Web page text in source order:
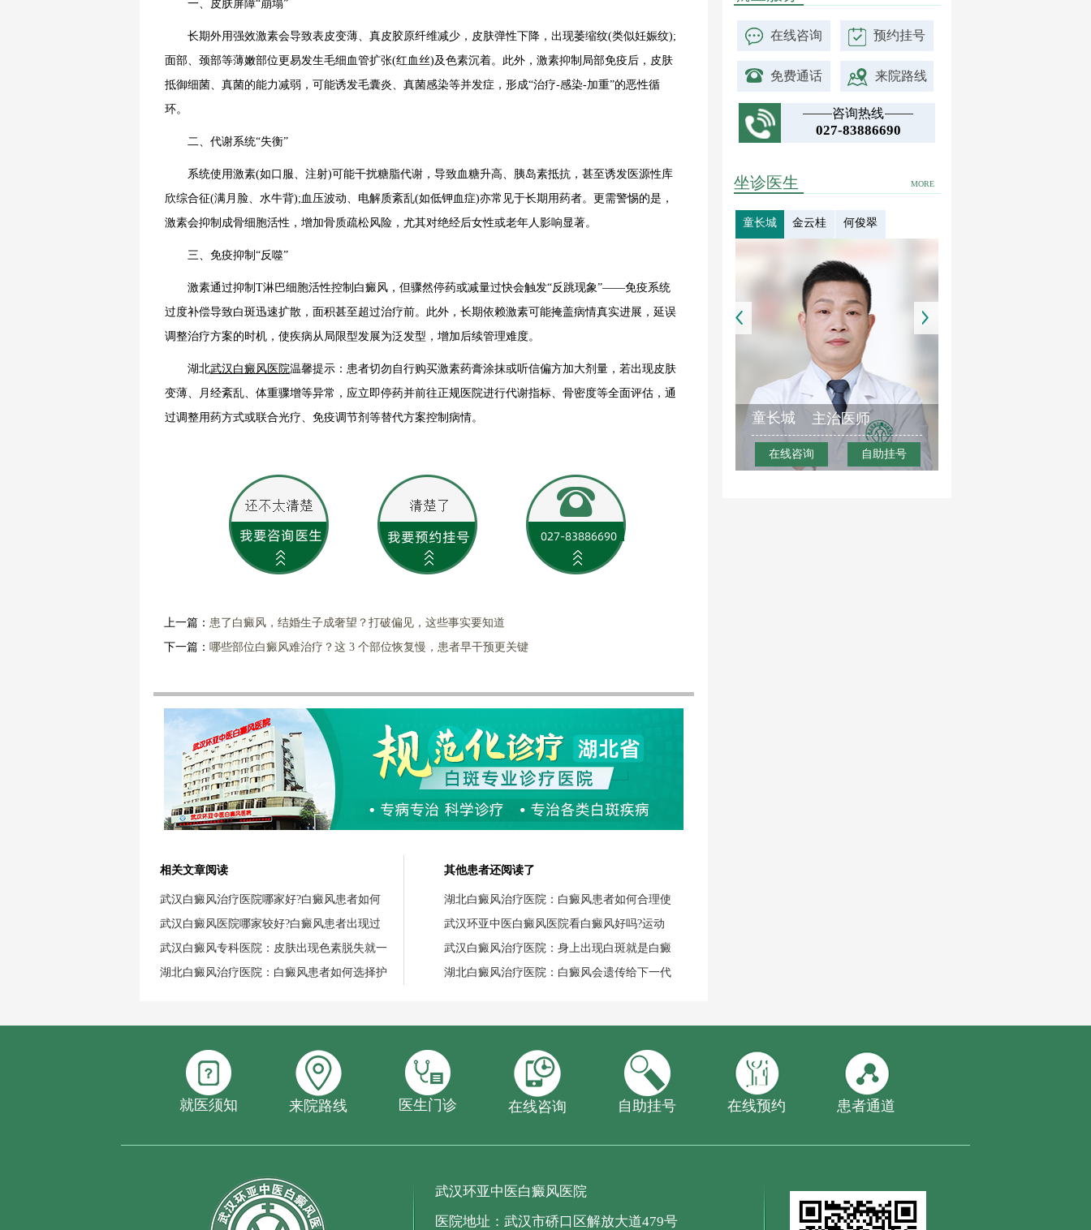
一、皮肤屏障“崩塌”
长期外用强效激素会导致表皮变薄、真皮胶原纤维减少，皮肤弹性下降，出现萎缩纹(类似妊娠纹);
面部、颈部等薄嫩部位更易发生毛细血管扩张(红血丝)及色素沉着。此外，激素抑制局部免疫后，皮肤
抵御细菌、真菌的能力减弱，可能诱发毛囊炎、真菌感染等并发症，形成“治疗-感染-加重”的恶性循
环。
二、代谢系统“失衡”
系统使用激素(如口服、注射)可能干扰糖脂代谢，导致血糖升高、胰岛素抵抗，甚至诱发医源性库
欣综合征(满月脸、水牛背);血压波动、电解质紊乱(如低钾血症)亦常见于长期用药者。更需警惕的是，
激素会抑制成骨细胞活性，增加骨质疏松风险，尤其对绝经后女性或老年人影响显著。
三、免疫抑制“反噬”
激素通过抑制T淋巴细胞活性控制白癜风，但骤然停药或减量过快会触发“反跳现象”——免疫系统
过度补偿导致白斑迅速扩散，面积甚至超过治疗前。此外，长期依赖激素可能掩盖病情真实进展，延误
调整治疗方案的时机，使疾病从局限型发展为泛发型，增加后续管理难度。
湖北武汉白癜风医院温馨提示：患者切勿自行购买激素药膏涂抹或听信偏方加大剂量，若出现皮肤
变薄、月经紊乱、体重骤增等异常，应立即停药并前往正规医院进行代谢指标、骨密度等全面评估，通
过调整用药方式或联合光疗、免疫调节剂等替代方案控制病情。
上一篇： 患了白癜风，结婚生子成奢望？打破偏见，这些事实要知道
下一篇： 哪些部位白癜风难治疗？这 3 个部位恢复慢，患者早干预更关键
相关文章阅读
武汉白癜风治疗医院哪家好?白癜风患者如何
武汉白癜风医院哪家较好?白癜风患者出现过
武汉白癜风专科医院：皮肤出现色素脱失就一
湖北白癜风治疗医院：白癜风患者如何选择护
其他患者还阅读了
湖北白癜风治疗医院：白癜风患者如何合理使
武汉环亚中医白癜风医院看白癜风好吗?运动
武汉白癜风治疗医院：身上出现白斑就是白癜
湖北白癜风治疗医院：白癜风会遗传给下一代
在线咨询 预约挂号
免费通话 来院路线
咨询热线
027-83886690
MORE
坐诊医生
童长城 金云桂 何俊翠
童长城 主治医师
在线咨询 自助挂号
就医须知 来院路线 医生门诊 在线咨询 自助挂号 在线预约 患者通道
武汉环亚中医白癜风医院
医院地址：武汉市硚口区解放大道479号